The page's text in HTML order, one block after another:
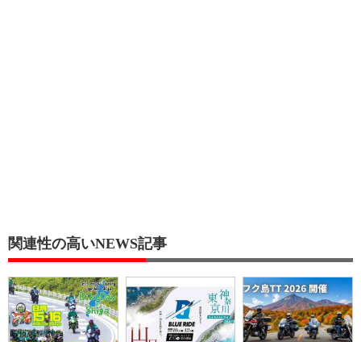
関連性の高いNEWS記事